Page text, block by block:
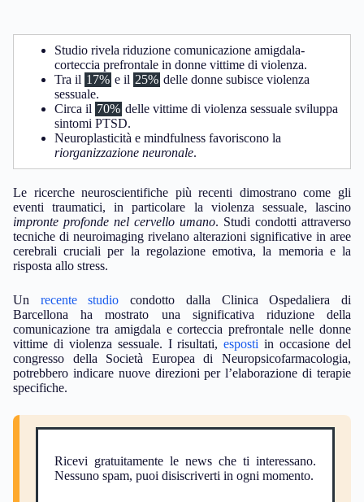
Studio rivela riduzione comunicazione amigdala-
corteccia prefrontale in donne vittime di violenza.
Tra il 17% e il 25% delle donne subisce violenza
sessuale.
Circa il 70% delle vittime di violenza sessuale sviluppa
sintomi PTSD.
Neuroplasticità e mindfulness favoriscono la
riorganizzazione neuronale.
Le ricerche neuroscientifiche più recenti dimostrano come gli
eventi traumatici, in particolare la violenza sessuale, lascino
impronte profonde nel cervello umano. Studi condotti attraverso
tecniche di neuroimaging rivelano alterazioni significative in aree
cerebrali cruciali per la regolazione emotiva, la memoria e la
risposta allo stress.
Un recente studio condotto dalla Clinica Ospedaliera di
Barcellona ha mostrato una significativa riduzione della
comunicazione tra amigdala e corteccia prefrontale nelle donne
vittime di violenza sessuale. I risultati,esposti in occasione del
congresso della Società Europea di Neuropsicofarmacologia,
potrebbero indicare nuove direzioni per l’elaborazione di terapie
specifiche.
Ricevi gratuitamente le news che ti interessano.
Nessuno spam, puoi disiscriverti in ogni momento.